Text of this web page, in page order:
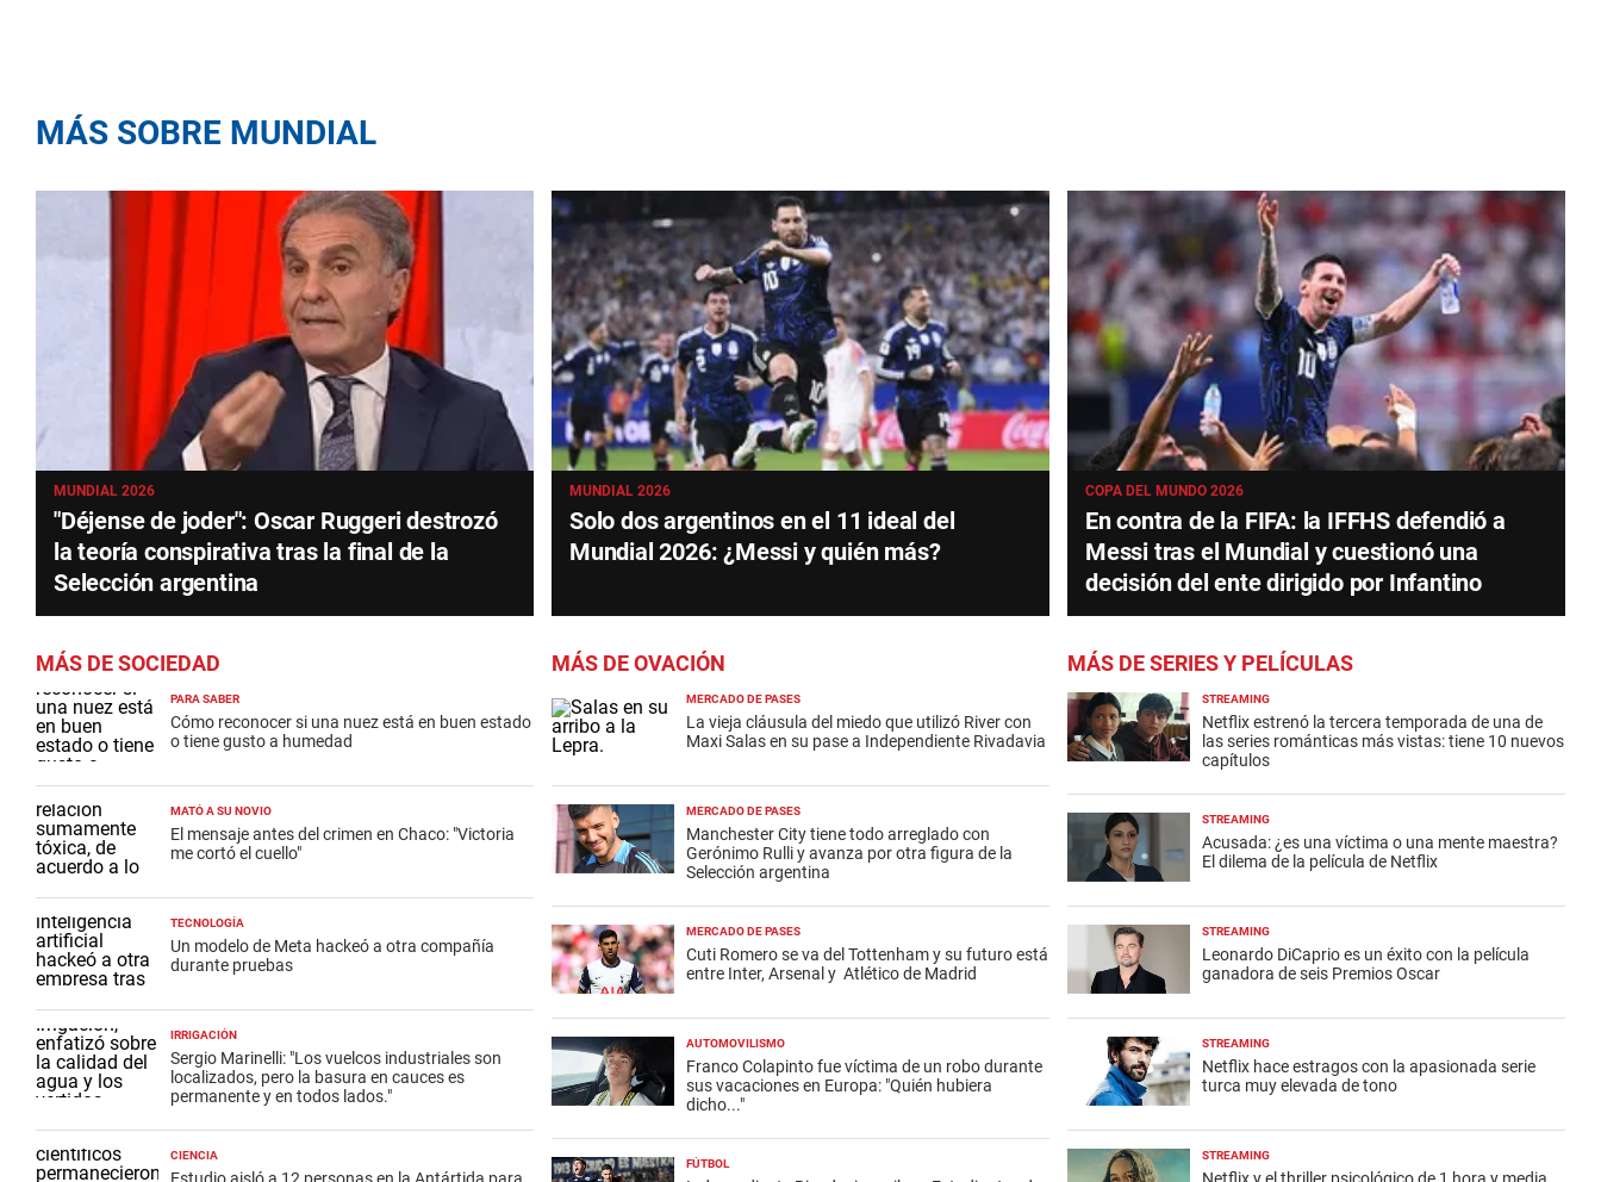
MÁS SOBRE MUNDIAL
MUNDIAL 2026
"Déjense de joder": Oscar Ruggeri destrozó
la teoría conspirativa tras la final de la
Selección argentina
MUNDIAL 2026
Solo dos argentinos en el 11 ideal del
Mundial 2026: ¿Messi y quién más?
COPA DEL MUNDO 2026
En contra de la FIFA: la IFFHS defendió a
Messi tras el Mundial y cuestionó una
decisión del ente dirigido por Infantino
MÁS DE SOCIEDAD
PARA SABER
Cómo reconocer si una nuez está en buen estado
o tiene gusto a humedad
MATÓ A SU NOVIO
El mensaje antes del crimen en Chaco: "Victoria
me cortó el cuello"
TECNOLOGÍA
Un modelo de Meta hackeó a otra compañía
durante pruebas
IRRIGACIÓN
Sergio Marinelli: "Los vuelcos industriales son
localizados, pero la basura en cauces es
permanente y en todos lados."
CIENCIA
MÁS DE OVACIÓN
MERCADO DE PASES
La vieja cláusula del miedo que utilizó River con
Maxi Salas en su pase a Independiente Rivadavia
MERCADO DE PASES
Manchester City tiene todo arreglado con
Gerónimo Rulli y avanza por otra figura de la
Selección argentina
MERCADO DE PASES
Cuti Romero se va del Tottenham y su futuro está
entre Inter, Arsenal y Atlético de Madrid
AUTOMOVILISMO
Franco Colapinto fue víctima de un robo durante
sus vacaciones en Europa: "Quién hubiera
dicho..."
FÚTBOL
MÁS DE SERIES Y PELÍCULAS
STREAMING
Netflix estrenó la tercera temporada de una de
las series románticas más vistas: tiene 10 nuevos
capítulos
STREAMING
Acusada: ¿es una víctima o una mente maestra?
El dilema de la película de Netflix
STREAMING
Leonardo DiCaprio es un éxito con la película
ganadora de seis Premios Oscar
STREAMING
Netflix hace estragos con la apasionada serie
turca muy elevada de tono
STREAMING